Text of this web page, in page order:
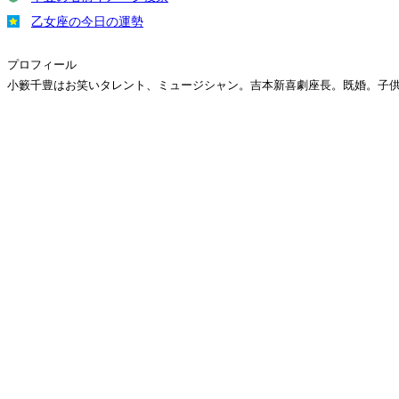
乙女座の今日の運勢
プロフィール
小籔千豊はお笑いタレント、ミュージシャン。吉本新喜劇座長。既婚。子供